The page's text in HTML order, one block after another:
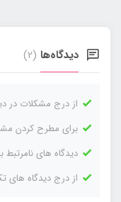
دیدگاه‌ها (2)
از درج مشکلات در
برای مطرح کردن
دیدگاه های
از درج دیدگاه های